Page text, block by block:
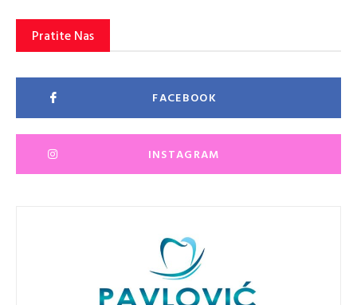
Pratite Nas
FACEBOOK
INSTAGRAM